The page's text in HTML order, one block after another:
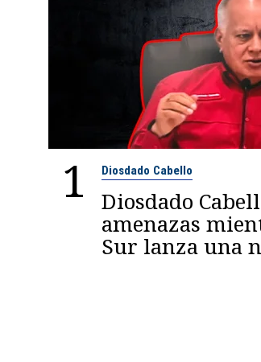
1 Diosdado Cabello
Diosdado
amenazas
Sur lanza una